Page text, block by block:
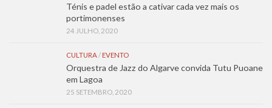
Ténis e padel estão a cativar cada vez mais os
portimonenses
24 JULHO, 2020
CULTURA / EVENTO
Orquestra de Jazz do Algarve convida Tutu Puoane
em Lagoa
25 SETEMBRO, 2020